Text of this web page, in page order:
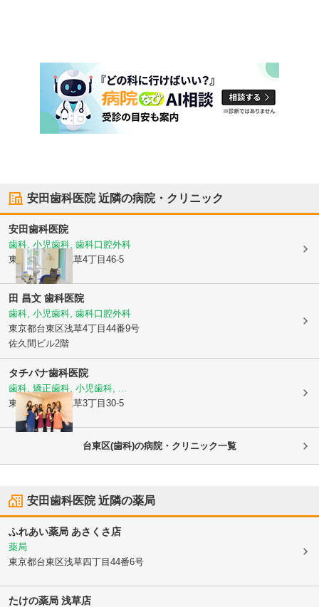
安田歯科医院近隣の病院・クリニック
安田歯科医院
歯科, 小児歯科, 歯科口腔外科
東京都台東区
浅草4丁目46-5
田 昌文 歯科医院
歯科, 小児歯科, 歯科口腔外科
東京都台東区浅草4丁目44番9号
佐久間ビル2階
タチバナ歯科医院
歯科, 矯正歯科, 小児歯科, ...
東京都台東区
浅草3丁目30-5
台東区(歯科)の病院・クリニック一覧
安田歯科医院近隣の薬局
ふれあい薬局 あさくさ店
薬局
東京都台東区浅草四丁目44番6号
たけの薬局 浅草店